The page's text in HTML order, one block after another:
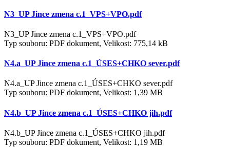
N3_UP Jince zmena c.1_VPS+VPO.pdf
N3_UP Jince zmena c.1_VPS+VPO.pdf
Typ souboru: PDF dokument, Velikost: 775,14 kB
N4.a_UP Jince zmena c.1_ÚSES+CHKO sever.pdf
N4.a_UP Jince zmena c.1_ÚSES+CHKO sever.pdf
Typ souboru: PDF dokument, Velikost: 1,39 MB
N4.b_UP Jince zmena c.1_ÚSES+CHKO jih.pdf
N4.b_UP Jince zmena c.1_ÚSES+CHKO jih.pdf
Typ souboru: PDF dokument, Velikost: 1,19 MB